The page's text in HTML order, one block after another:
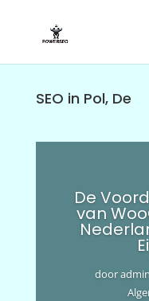
SEO in Pol, De
De
van
dooradmin